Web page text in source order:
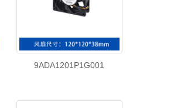
9ADA1201P1G001